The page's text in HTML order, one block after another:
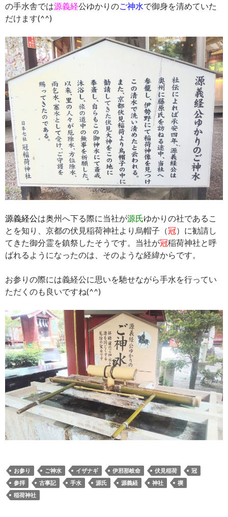
の手水舎では源義経公ゆかりのご神水で御身を清めていた
だけます(^^)
源義経公は奥州へ下る際に当社が源氏ゆかりの社であるこ
とを知り、京都の伏見稲荷神社より烏帽子（冠）に勧請し
てきた御分霊を鎮祭したそうです。当社が冠稲荷神社と呼
ばれるようになったのは、そのような経緯からです。
お参りの際には義経公に思いを馳せながら手水を行ってい
ただくのも良いですね(^^)
お参り ご神水 イザナギ 伊邪那岐命 伏見稲荷
冠
参拝
古事記 手水 源氏 源義経 神社
禊
稲荷神社